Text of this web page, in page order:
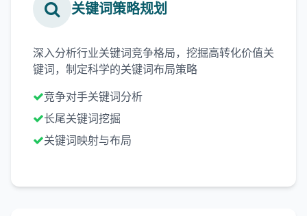
关键词策略规划
深入分析行业关键词竞争格局，挖掘高转化价值关
键词，制定科学的关键词布局策略
竞争对手关键词分析
长尾关键词挖掘
关键词映射与布局